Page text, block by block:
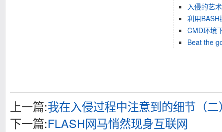
入侵的艺
利用
CMD环境
Beat the
上一篇:我在入侵过程中注意到的细节（二
下一篇:FLASH网马悄然现身互联网